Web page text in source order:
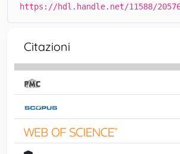
https://hdl.handle.net/11588/
Citazioni